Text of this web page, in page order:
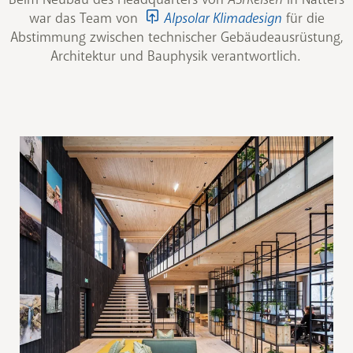
war das Team von
Alpsolar Klimadesign für die
Abstimmung zwischen technischer Gebäudeausrüstung,
Architektur und Bauphysik verantwortlich.